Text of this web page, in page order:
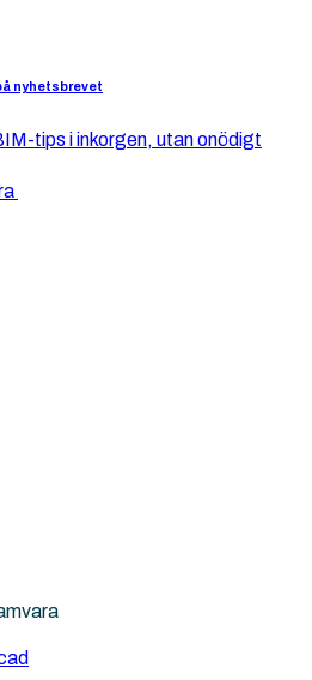
nyhetsbrevet
tips i inkorgen, utan onödigt